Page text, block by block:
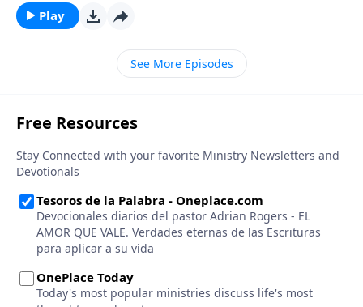
que RESTAURA el GOZO.1 Jn. 1:5-2:6
Play
See More Episodes